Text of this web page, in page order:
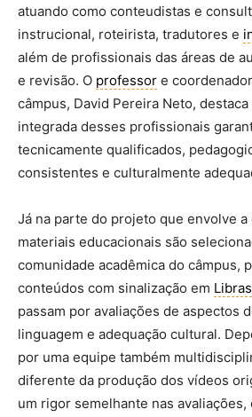
atuando como conteudistas e
instrucional, roteirista, tradutores e
além de profissionais das áreas de
e revisão. O professor e
câmpus, David Pereira Neto, destaca
integrada desses profissionais
tecnicamente qualificados,
consistentes e culturalmente
Já na parte do projeto que envolve a
materiais educacionais são
comunidade acadêmica do câmpus,
conteúdos com sinalização em Libras
passam por avaliações de aspectos
linguagem e adequação cultural.
por uma equipe também
diferente da produção dos vídeos
um rigor semelhante nas avaliações,